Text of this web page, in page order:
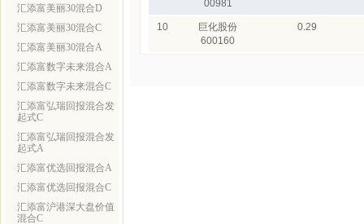
汇添富美丽30混合D
汇添富美丽30混合C
汇添富美丽30混合A
汇添富数字未来混合A
汇添富数字未来混合C
汇添富弘瑞回报混合发
起式C
汇添富弘瑞回报混合发
起式A
汇添富优选回报混合A
汇添富优选回报混合C
汇添富沪港深大盘价值
混合C
00981
10
巨化股份
600160
0.29